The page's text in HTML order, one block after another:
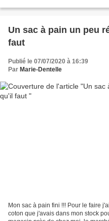
Un sac à pain un peu
faut
Publié le 07/07/2020 à 16:39
Par Marie-Dentelle
Mon sac à pain fini !!! Pour le faire
coton que j'avais dans mon stock